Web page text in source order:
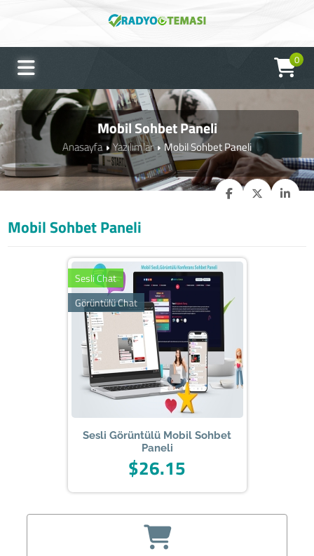
0
Mobil Sohbet Paneli
Anasayfa Yazılımlar Mobil Sohbet Paneli
Mobil Sohbet Paneli
Sesli Chat
Görüntülü Chat
Sesli Görüntülü Mobil Sohbet
Paneli
$26.15